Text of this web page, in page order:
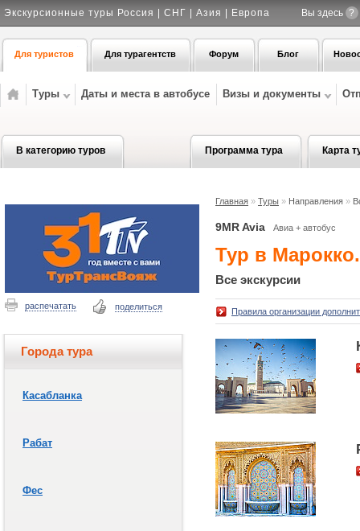
Экскурсионные туры Россия | СНГ | Азия | Европа Вы здесь ?
Для туристов Для турагентств Форум Блог
Туры Даты и места в автобусе Визы и документы
В категорию туров Программа тура Карта
Главная » Туры » Направления »
9MR Avia Авиа + автобус
Тур в
Все экскурсии
Правила организации
распечатать поделиться
Города тура
Касабланка
Рабат
Фес